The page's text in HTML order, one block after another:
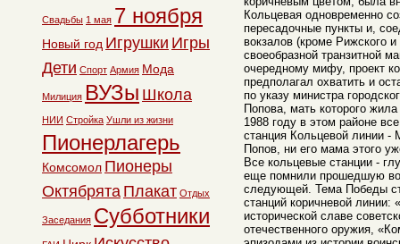
Кольцевая одновременно
пересадочные пункты и,
вокзалов (кроме Рижского
своеобразной транзитной
очередному мифу, проект
предполагал охватить и
по указу министра
Попова, мать которого
1988 году в этом районе
станция Кольцевой линии -
Попов, ни его мама этого
Все кольцевые станции -
еще помнили прошедшую
следующей. Тема Победы
станций коричневой линии:
исторической славе
отечественного оружия,
Свадьбы 1 мая 7 ноября
Новый год Игрушки Игры
Дети Спорт Армия Мода
Милиция ВУЗы Школа
НИИ Стройка Ушли из жизни
Пионерлагерь
Комсомол Пионеры
Октябрята Плакат Отдых
Заседания Субботники